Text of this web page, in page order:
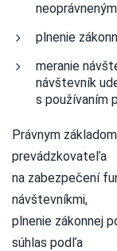
plnenie
meranie
návštevník
s používaním
Právnym
prevádzkovateľa
na zabezpečení
návštevníkmi,
plnenie zákonnej
súhlas podľa